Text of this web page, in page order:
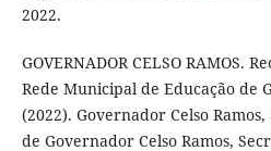
2022.
GOVERNADOR CELSO RAMOS.
Rede Municipal de Educação de
(2022). Governador Celso
de Governador Celso Ramos,